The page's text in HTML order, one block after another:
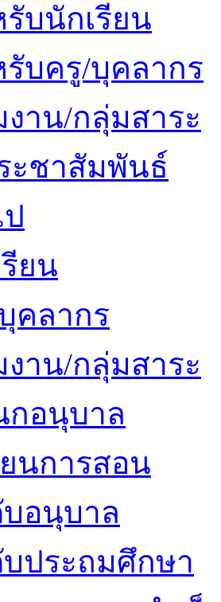
บนักเรียน
รับครู/บุคลากร
าน/กลุ่มสาระ
ะชาสัมพันธ์
ยน
คลากร
าน/กลุ่มสาระ
กอนุบาล
ยนการสอน
บอนุบาล
บประถมศึกษา